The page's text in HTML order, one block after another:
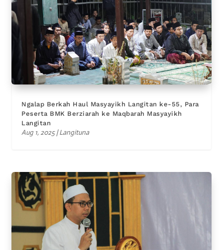
Ngalap Berkah Haul Masyayikh Langitan ke-55, Para
Peserta BMK Berziarah ke Maqbarah Masyayikh
Langitan
Aug 1, 2025|Langituna